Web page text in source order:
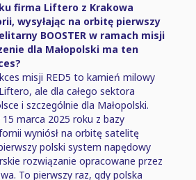
firma Liftero z Krakowa
wysyłając na orbitę pierwszy
BOOSTER w ramach misji
dla Małopolski ma ten
misji RED5 to kamień milowy
ale dla całego sektora
i szczególnie dla Małopolski.
marca 2025 roku z bazy
wyniósł na orbitę satelitę
polski system napędowy
rozwiązanie opracowane przez
To pierwszy raz, gdy polska